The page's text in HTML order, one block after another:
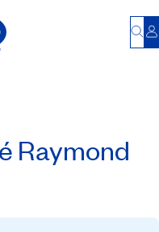
Raymond